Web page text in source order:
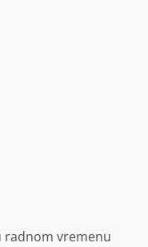
vremenu